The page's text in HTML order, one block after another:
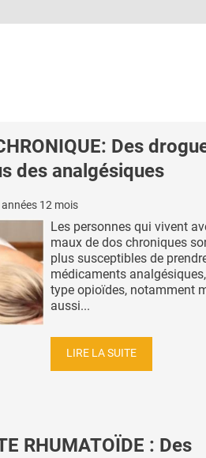
Des
des analgésiques
12 mois
Les personnes qui vivent
maux de dos chroniques
plus susceptibles de
médicaments
type opioïdes, notamment
aussi...
LIRE LA SUITE
RHUMATOÏDE : Des